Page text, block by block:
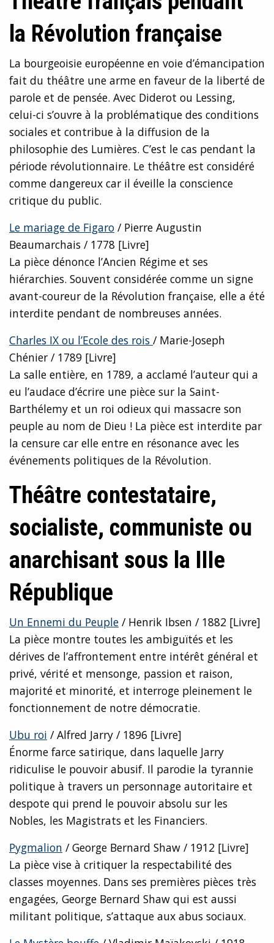
la Révolution française
La bourgeoisie européenne en voie d’émancipation
fait du théâtre une arme en faveur de la liberté de
parole et de pensée. Avec Diderot ou Lessing,
celui-ci s’ouvre à la problématique des conditions
sociales et contribue à la diffusion de la
philosophie des Lumières. C’est le cas pendant la
période révolutionnaire. Le théâtre est considéré
comme dangereux car il éveille la conscience
critique du public.
Le mariage de Figaro / Pierre Augustin
Beaumarchais / 1778 [Livre]
La pièce dénonce l’Ancien Régime et ses
hiérarchies. Souvent considérée comme un signe
avant-coureur de la Révolution française, elle a été
interdite pendant de nombreuses années.
Charles IX ou l’Ecole des rois / Marie-Joseph
Chénier / 1789 [Livre]
La salle entière, en 1789, a acclamé l’auteur qui a
eu l’audace d’écrire une pièce sur la Saint-
Barthélemy et un roi odieux qui massacre son
peuple au nom de Dieu ! La pièce est interdite par
la censure car elle entre en résonance avec les
événements politiques de la Révolution.
Théâtre contestataire,
socialiste, communiste ou
anarchisant sous la IIIe
République
Un Ennemi du Peuple / Henrik Ibsen / 1882 [Livre]
La pièce montre toutes les ambiguïtés et les
dérives de l’affrontement entre intérêt général et
privé, vérité et mensonge, passion et raison,
majorité et minorité, et interroge pleinement le
fonctionnement de notre démocratie.
Ubu roi / Alfred Jarry / 1896 [Livre]
Énorme farce satirique, dans laquelle Jarry
ridiculise le pouvoir abusif. Il parodie la tyrannie
politique à travers un personnage autoritaire et
despote qui prend le pouvoir absolu sur les
Nobles, les Magistrats et les Financiers.
Pygmalion / George Bernard Shaw / 1912 [Livre]
La pièce vise à critiquer la respectabilité des
classes moyennes. Dans ses premières pièces très
engagées, George Bernard Shaw qui est aussi
militant politique, s’attaque aux abus sociaux.